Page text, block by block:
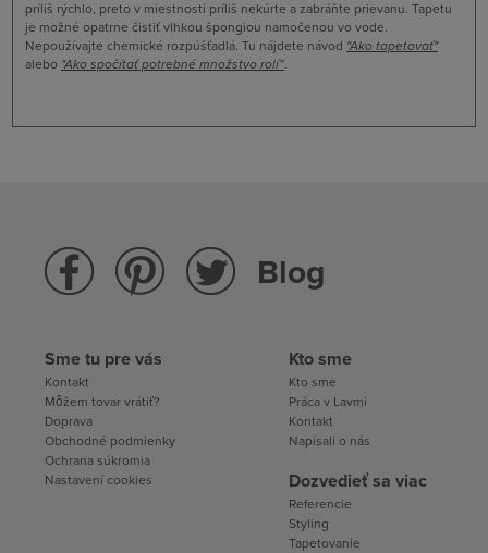
príliš rýchlo, preto v miestnosti príliš nekúrte a zabráňte prievanu. Tapetu
je možné opatrne čistiť vlhkou špongiou namočenou vo vode.
Nepoužívajte chemické rozpúšťadlá. Tu nájdete návod "Ako tapetovať"
alebo "Ako spočítať potrebné množstvo rolí”.
Blog
Sme tu pre vás
Kontakt
Môžem tovar vrátiť?
Doprava
Obchodné podmienky
Ochrana súkromia
Nastavení cookies
Kto sme
Kto sme
Práca v Lavmi
Kontakt
Napísali o nás
Dozvedieť sa viac
Referencie
Styling
Tapetovanie